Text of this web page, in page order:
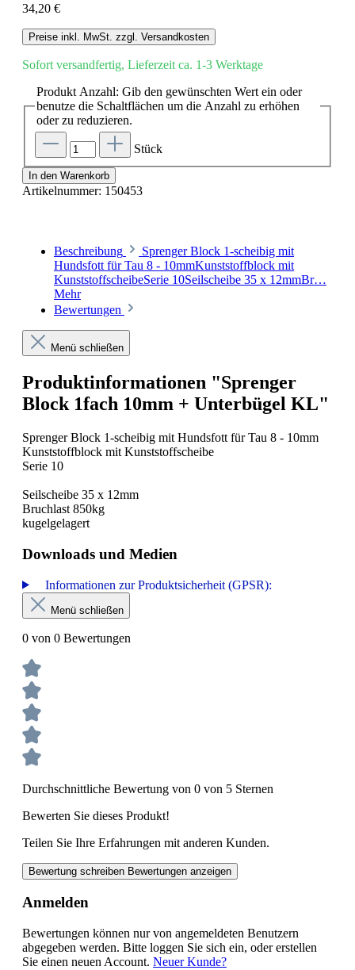
34,20 €
Preise inkl. MwSt. zzgl. Versandkosten
Sofort versandfertig, Lieferzeit ca. 1-3 Werktage
Produkt Anzahl: Gib den gewünschten Wert ein oder
benutze die Schaltflächen um die Anzahl zu erhöhen
oder zu reduzieren.
Stück
In den Warenkorb
Artikelnummer: 150453
Beschreibung
Sprenger Block 1-scheibig mit
Hundsfott für Tau 8 - 10mmKunststoffblock mit
KunststoffscheibeSerie 10Seilscheibe 35 x 12mmBr…
Mehr
Bewertungen
Menü schließen
Produktinformationen "Sprenger
Block 1fach 10mm + Unterbügel KL"
Sprenger Block 1-scheibig mit Hundsfott für Tau 8 - 10mm
Kunststoffblock mit Kunststoffscheibe
Serie 10
Seilscheibe 35 x 12mm
Bruchlast 850kg
kugelgelagert
Downloads und Medien
Informationen zur Produktsicherheit (GPSR):
Menü schließen
0 von 0 Bewertungen
Durchschnittliche Bewertung von 0 von 5 Sternen
Bewerten Sie dieses Produkt!
Teilen Sie Ihre Erfahrungen mit anderen Kunden.
Bewertung schreiben Bewertungen anzeigen
Anmelden
Bewertungen können nur von angemeldeten Benutzern
abgegeben werden. Bitte loggen Sie sich ein, oder erstellen
Sie einen neuen Account. Neuer Kunde?